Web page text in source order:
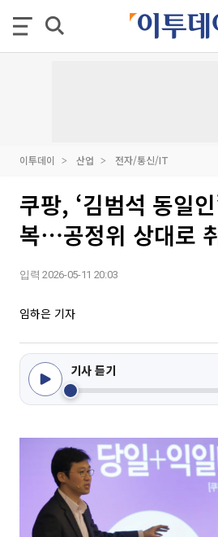
이투데이 산업 전자/통신/IT
쿠팡, ‘김범석 동일
복⋯공정위 상대로
입력 2026-05-11 20:03
임하은 기자
기사 듣기